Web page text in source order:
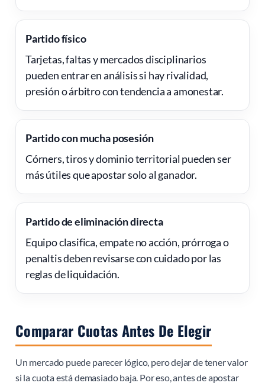
Partido físico
Tarjetas, faltas y mercados disciplinarios
pueden entrar en análisis si hay rivalidad,
presión o árbitro con tendencia a amonestar.
Partido con mucha posesión
Córners, tiros y dominio territorial pueden ser
más útiles que apostar solo al ganador.
Partido de eliminación directa
Equipo clasifica, empate no acción, prórroga o
penaltis deben revisarse con cuidado por las
reglas de liquidación.
Comparar Cuotas Antes De Elegir
Un mercado puede parecer lógico, pero dejar de tener valor
si la cuota está demasiado baja. Por eso, antes de apostar